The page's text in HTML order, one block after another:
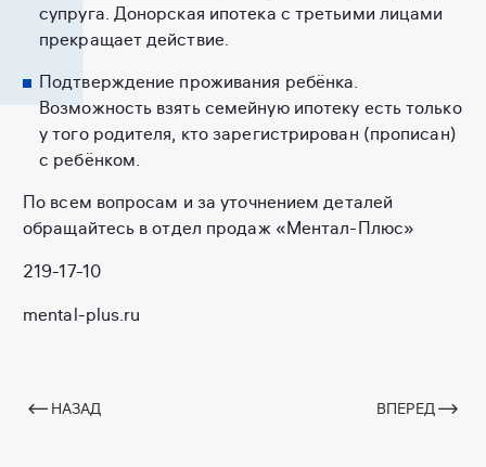
супруга. Донорская ипотека с третьими лицами
прекращает действие.
Подтверждение проживания ребёнка.
Возможность взять семейную ипотеку есть только
у того родителя, кто зарегистрирован (прописан)
с ребёнком.
По всем вопросам и за уточнением деталей
обращайтесь в отдел продаж «Ментал-Плюс»
219-17-10
mental-plus.ru
НАЗАД ВПЕРЕД